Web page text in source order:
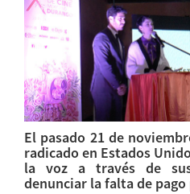
El pasado 21 de
radicado en Estados
la voz a través de
denunciar la falta de